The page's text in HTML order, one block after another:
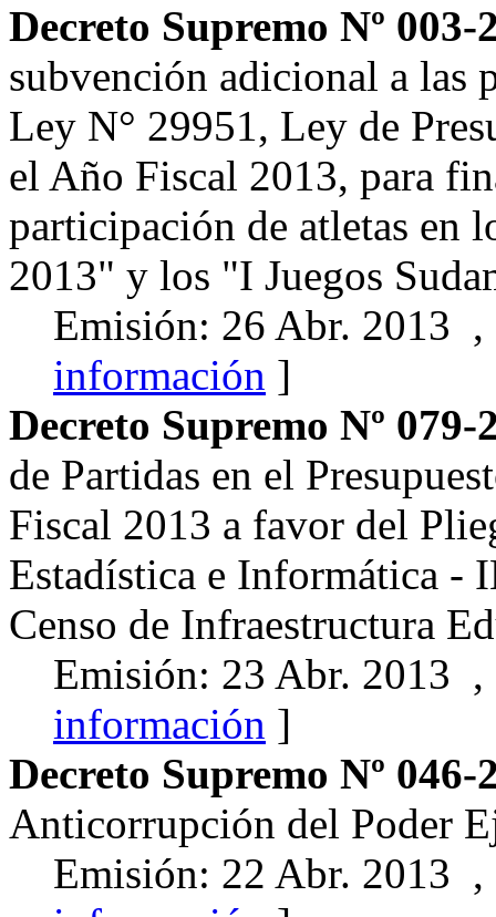
Decreto Supremo Nº 003-
subvención adicional a las
Ley N° 29951, Ley de
el Año Fiscal 2013, para
participación de atletas en
2013" y los "I Juegos
Emisión: 26 Abr. 2013
información ]
Decreto Supremo Nº 079-
de Partidas en el
Fiscal 2013 a favor del
Estadística e Informática -
Censo de Infraestructura
Emisión: 23 Abr. 2013
información ]
Decreto Supremo Nº
Anticorrupción del Poder
Emisión: 22 Abr. 2013